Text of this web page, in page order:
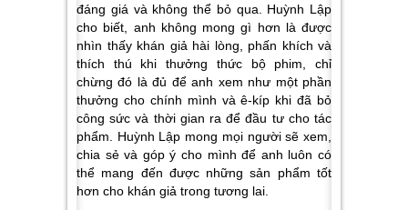
đáng giá và không thể bỏ qua. Huỳnh Lập
cho biết, anh không mong gì hơn là được
nhìn thấy khán giả hài lòng, phấn khích và
thích thú khi thưởng thức bộ phim, chỉ
chừng đó là đủ để anh xem như một phần
thưởng cho chính mình và ê-kíp khi đã bỏ
công sức và thời gian ra để đầu tư cho tác
phẩm. Huỳnh Lập mong mọi người sẽ xem,
chia sẻ và góp ý cho mình để anh luôn có
thể mang đến được những sản phẩm tốt
hơn cho khán giả trong tương lai.